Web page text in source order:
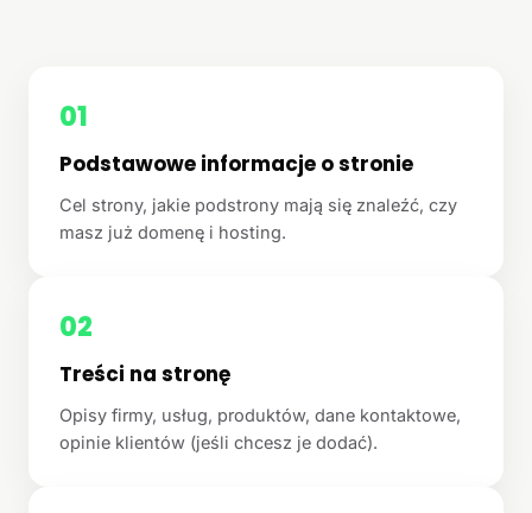
01
Podstawowe informacje o stronie
Cel strony, jakie podstrony mają się znaleźć, czy
masz już domenę i hosting.
02
Treści na stronę
Opisy firmy, usług, produktów, dane kontaktowe,
opinie klientów (jeśli chcesz je dodać).